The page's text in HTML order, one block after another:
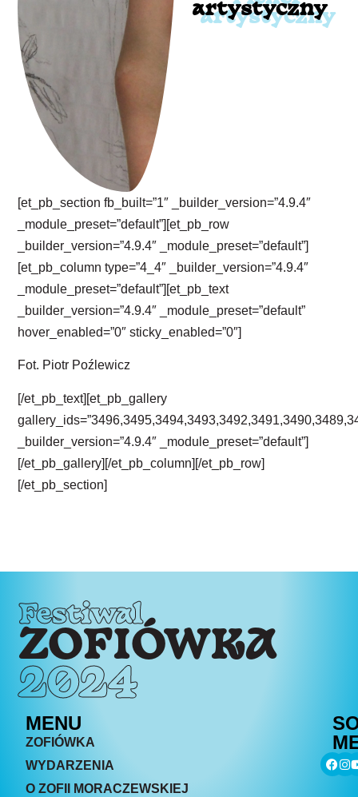
artystyczny
[et_pb_section fb_built=”1″ _builder_version=”4.9.4″
_module_preset=”default”][et_pb_row
_builder_version=”4.9.4″ _module_preset=”default”]
[et_pb_column type=”4_4″ _builder_version=”4.9.4″
_module_preset=”default”][et_pb_text
_builder_version=”4.9.4″ _module_preset=”default”
hover_enabled=”0″ sticky_enabled=”0″]
Fot. Piotr Poźlewicz
[/et_pb_text][et_pb_gallery
_builder_version=”4.9.4″ _module_preset=”default”]
[/et_pb_gallery][/et_pb_column][/et_pb_row]
[/et_pb_section]
Festiwal
ZOFIÓWKA
2024
MENU
ZOFIÓWKA
WYDARZENIA
O ZOFII MORACZEWSKIEJ